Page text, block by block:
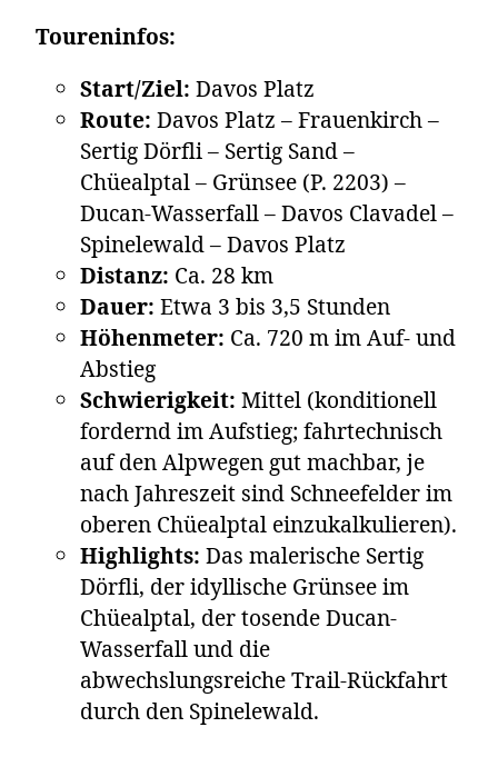
Toureninfos:
Start/Ziel: Davos Platz
Route: Davos Platz – Frauenkirch –
Sertig Dörfli – Sertig Sand –
Chüealptal – Grünsee (P. 2203) –
Ducan-Wasserfall – Davos Clavadel –
Spinelewald – Davos Platz
Distanz: Ca. 28 km
Dauer: Etwa 3 bis 3,5 Stunden
Höhenmeter: Ca. 720 m im Auf- und
Abstieg
Schwierigkeit: Mittel (konditionell
fordernd im Aufstieg; fahrtechnisch
auf den Alpwegen gut machbar, je
nach Jahreszeit sind Schneefelder im
oberen Chüealptal einzukalkulieren).
Highlights: Das malerische Sertig
Dörfli, der idyllische Grünsee im
Chüealptal, der tosende Ducan-
Wasserfall und die
abwechslungsreiche Trail-Rückfahrt
durch den Spinelewald.